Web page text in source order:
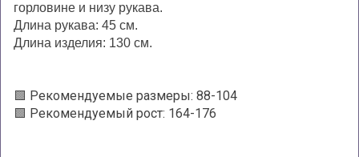
горловине и низу рукава.
Длина рукава: 45 см.
Длина изделия: 130 см.
🟩 Рекомендуемые размеры: 88-104
🟩 Рекомендуемый рост: 164-176